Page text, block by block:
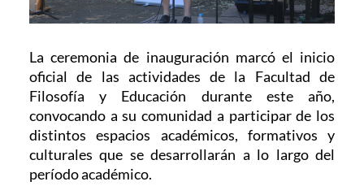
La ceremonia de inauguración marcó el inicio
oficial de las actividades de la Facultad de
Filosofía y Educación durante este año,
convocando a su comunidad a participar de los
distintos espacios académicos, formativos y
culturales que se desarrollarán a lo largo del
período académico.